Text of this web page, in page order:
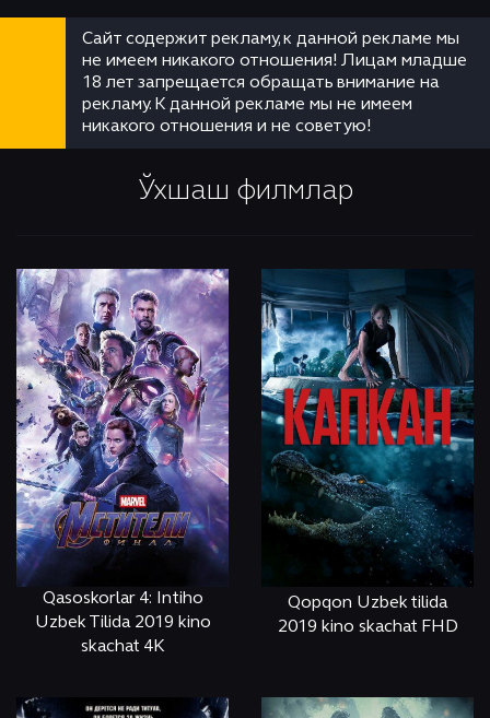
Сайт содержит рекламу, к данной рекламе мы
не имеем никакого отношения! Лицам младше
18 лет запрещается обращать внимание на
рекламу. К данной рекламе мы не имеем
никакого отношения и не советую!
Ўхшаш филмлар
Qasoskorlar 4: Intiho
Uzbek Tilida 2019 kino
skachat 4K
Qopqon Uzbek tilida
2019 kino skachat FHD